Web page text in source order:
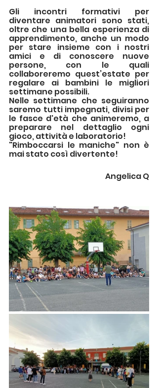
Gli incontri formativi per
diventare animatori sono stati,
oltre che una bella esperienza di
apprendimento, anche un modo
per stare insieme con i nostri
amici e di conoscere nuove
persone, con le quali
collaboreremo quest’estate per
regalare ai bambini le migliori
settimane possibili.
Nelle settimane che seguiranno
saremo tutti impegnati, divisi per
le fasce d'età che animeremo, a
preparare nel dettaglio ogni
gioco, attività e laboratorio!
"Rimboccarsi le maniche" non è
mai stato così divertente!
Angelica Q